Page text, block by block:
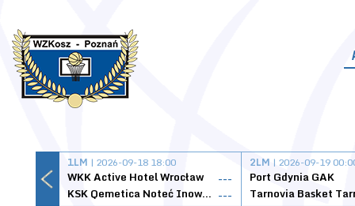
1LM | 2026-09-18 18:00
WKK Active Hotel Wrocław
---
KSK Qemetica Noteć Inowrocław ---
2LM | 2026-09-19
Port Gdynia GAK